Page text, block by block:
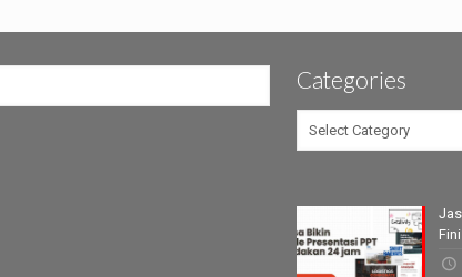
Categories